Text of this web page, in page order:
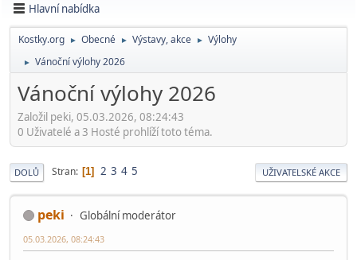
Hlavní nabídka
Kostky.org ► Obecné ► Výstavy, akce ► Výlohy
► Vánoční výlohy 2026
Vánoční výlohy 2026
Založil peki, 05.03.2026, 08:24:43
0 Uživatelé a 3 Hosté prohlíží toto téma.
DOLŮ Stran 1 2 3 4 5 UŽIVATELSKÉ AKCE
peki Globální moderátor
05.03.2026, 08:24:43